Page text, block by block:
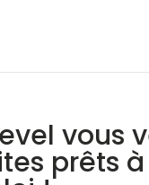
vous
prêts à